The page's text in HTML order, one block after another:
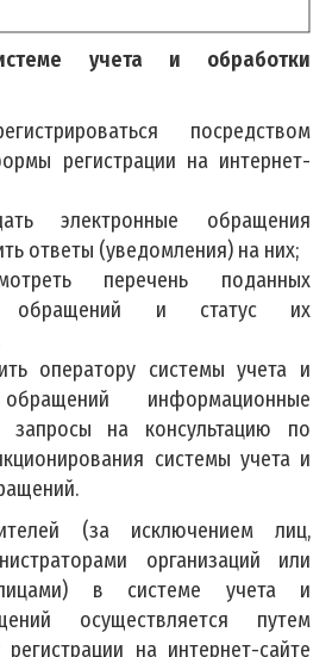
учета и обработки
посредством
регистрации на интернет-
электронные обращения
ответы (уведомления) на них;
перечень поданных
обращений и статус их
оператору системы учета и
информационные
на консультацию по
системы учета и
(за исключением лиц,
организаций или
лицами) в системе учета и
осуществляется путем
на интернет-сайте